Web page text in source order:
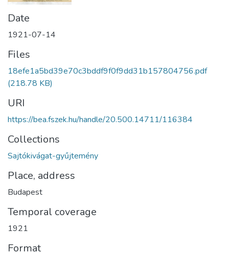
Date
1921-07-14
Files
18efe1a5bd39e70c3bddf9f0f9dd31b157804756.pdf
(218.78 KB)
URI
https://bea.fszek.hu/handle/20.500.14711/116384
Collections
Sajtókivágat-gyűjtemény
Place, address
Budapest
Temporal coverage
1921
Format